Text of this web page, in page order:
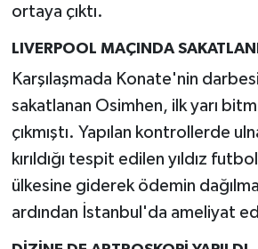
ortaya çıktı.
LIVERPOOL MAÇINDA
Karşılaşmada Konate'nin
sakatlanan Osimhen, ilk yarı
çıkmıştı. Yapılan kontrollerde
kırıldığı tespit edilen yıldız
ülkesine giderek ödemin
ardından İstanbul'da ameliyat